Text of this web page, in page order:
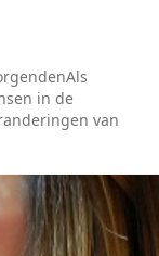
in de
van
de laatste